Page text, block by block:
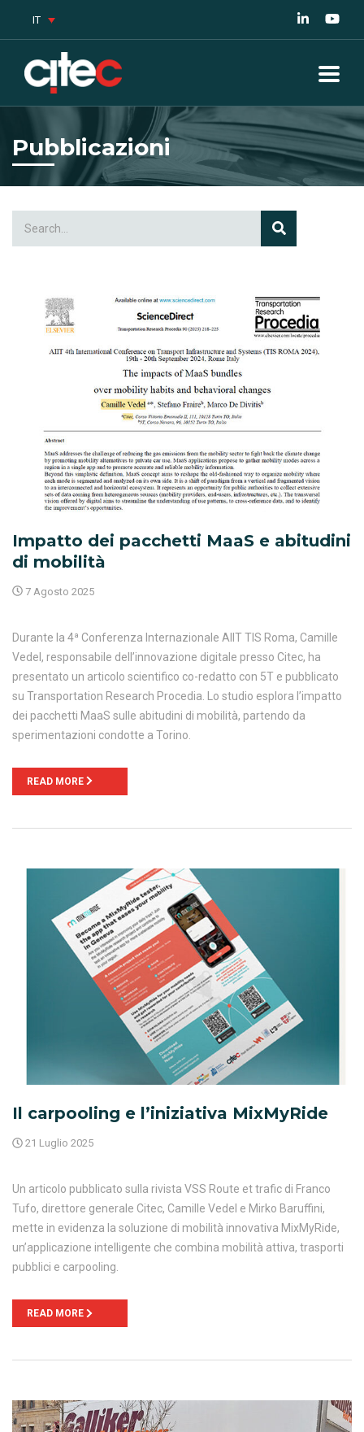
IT
Pubblicazioni
Impatto dei pacchetti MaaS e abitudini
di mobilità
7 Agosto 2025
Durante la 4ª Conferenza Internazionale AIIT TIS Roma, Camille
Vedel, responsabile dell’innovazione digitale presso Citec, ha
presentato un articolo scientifico co-redatto con 5T e pubblicato
su Transportation Research Procedia. Lo studio esplora l’impatto
dei pacchetti MaaS sulle abitudini di mobilità, partendo da
sperimentazioni condotte a Torino.
READ MORE
Il carpooling e l’iniziativa MixMyRide
21 Luglio 2025
Un articolo pubblicato sulla rivista VSS Route et trafic di Franco
Tufo, direttore generale Citec, Camille Vedel e Mirko Baruffini,
mette in evidenza la soluzione di mobilità innovativa MixMyRide,
un’applicazione intelligente che combina mobilità attiva, trasporti
pubblici e carpooling.
READ MORE